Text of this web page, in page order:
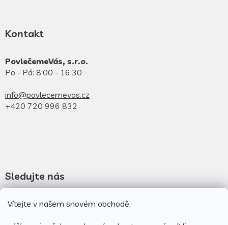
Vítejte v našem snovém obchodě,
Kontakt
PovlečemeVás, s.r.o.
Po - Pá: 8:00 - 16:30
info@povlecemevas.cz
+420 720 996 832
Sledujte nás
Novinky na facebooku